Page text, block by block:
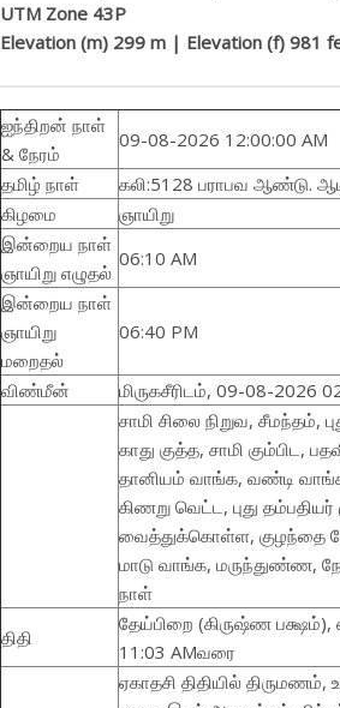
UTM Zone 43P
Elevation (m) 299 m | Elevation (f) 981
ஐந்திறன் நாள்
& நேரம்
09-08-2026 12:00:00 AM
தமிழ் நாள்
கலி:5128 பராபவ ஆண்டு.
கிழமை
ஞாயிறு
இன்றைய நாள்
ஞாயிறு எழுதல்
06:10 AM
இன்றைய நாள்
ஞாயிறு
மறைதல்
06:40 PM
விண்மீன்
மிருகசீரிடம், 09-08-2026
சாமி சிலை நிறுவ, சீமந்தம்,
காது குத்த, சாமி கும்பிட,
தானியம் வாங்க, வண்டி
கிணறு வெட்ட, புது தம்பதியர்
வைத்துக்கொள்ள, குழந்தை
மாடு வாங்க, மருந்துண்ண,
நாள்
திதி
தேய்பிறை (கிருஷ்ண பக்ஷம்),
11:03 AMவரை
ஏகாதசி திதியில் திருமணம்,